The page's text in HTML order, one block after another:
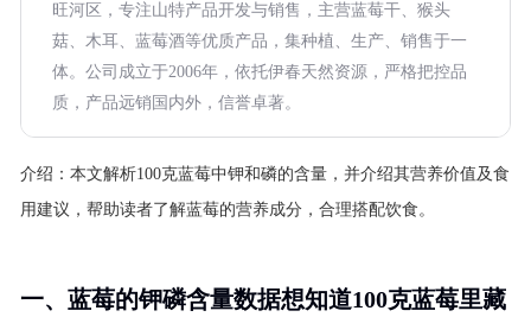
旺河区，专注山特产品开发与销售，主营蓝莓干、猴头
菇、木耳、蓝莓酒等优质产品，集种植、生产、销售于一
体。公司成立于2006年，依托伊春天然资源，严格把控品
质，产品远销国内外，信誉卓著。
介绍： 本文解析100克蓝莓中钾和磷的含量，并介绍其营养价值及食
用建议，帮助读者了解蓝莓的营养成分，合理搭配饮食。
一、蓝莓的钾磷含量数据想知道100克蓝莓里藏